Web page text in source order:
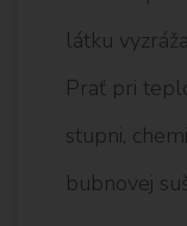
látku
Prať pri
stupni,
bubnovej